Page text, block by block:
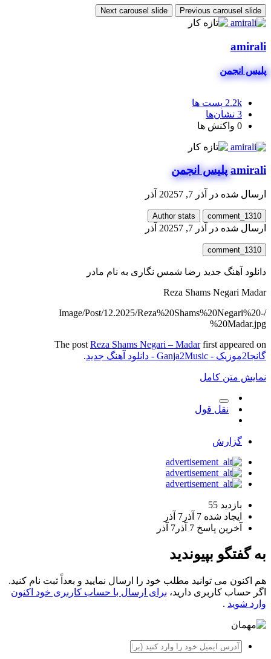
Previous carousel slide
Next carousel slide
amirali
پلیس انجمن
2.2k پست ها
3 نشان‌ها
0 واکنش ها
amirali پلیس انجمن
ارسال شده در آذر 7, 2025 7 آذر
comment_1310
Author stats
ارسال شده در آذر 7, 2025 7 آذر
comment_1310
دانلود آهنگ جدید رضا شمس نگاری به نام مادر
Reza Shams Negari Madar
/Image/Post/12.2025/Reza%20Shams%20Negari%20-
%20Madar.jpg
The post Reza Shams Negari – Madarfirst appeared on
گانجا2موزیک - Ganja2Music - دانلود آهنگ جدید
.
نمایش متن کامل
نقل قول
گزارش
بازدید 55
ایجاد شده 7 آذر
7 آذر
آخرین پاسخ 7 آذر 7 آذر
به گفتگو بپیوندید
هم اکنون می توانید مطلب خود را ارسال نمایید و بعداً ثبت نام کنید.
اگر حساب کاربری دارید، برای ارسال با حساب کاربری خود اکنون
وارد شوید .